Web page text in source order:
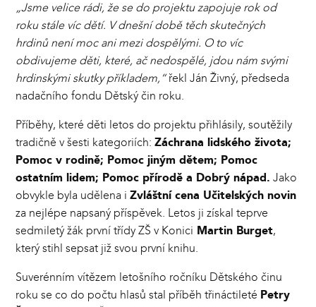
„Jsme velice rádi, že se do projektu zapojuje rok od
roku stále víc dětí. V dnešní době těch skutečných
hrdinů není moc ani mezi dospělými. O to víc
obdivujeme děti, které, ač nedospělé, jdou nám svými
hrdinskými skutky příkladem,“řekl Ján Živný, předseda
nadačního fondu Dětský čin roku.
Příběhy, které děti letos do projektu přihlásily, soutěžily
tradičně v šesti kategoriích:Záchrana lidského života;
Pomoc v rodině; Pomoc jiným dětem; Pomoc
ostatním lidem; Pomoc přírodě a Dobrý nápad. Jako
obvykle byla udělena iZvláštní cena Učitelských novin
za nejlépe napsaný příspěvek. Letos ji získal teprve
sedmiletý žák první třídy ZŠ v Konici Martin Burget,
který stihl sepsat již svou první knihu.
Suverénním vítězem letošního ročníku Dětského činu
roku se co do počtu hlasů stal příběh třináctileté Petry